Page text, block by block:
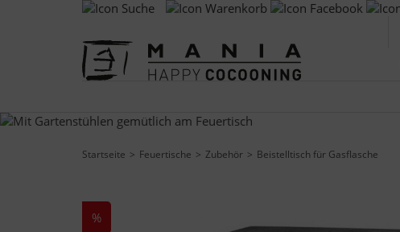
Startseite Feuertische Zubehör Beistelltisch für Gasflasche
%